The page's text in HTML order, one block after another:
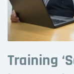
Training